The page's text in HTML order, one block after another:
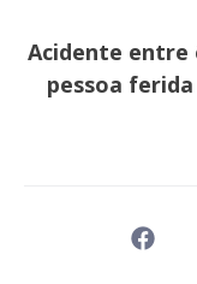
Acidente entre
pessoa